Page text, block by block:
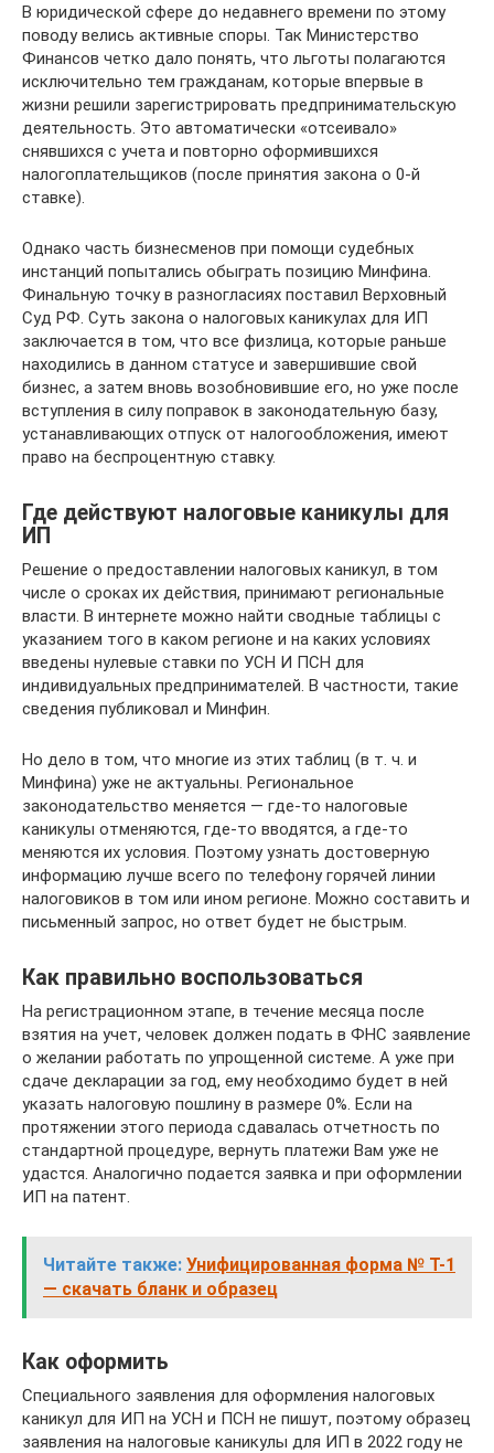
В юридической сфере до недавнего времени по этому
поводу велись активные споры. Так Министерство
Финансов четко дало понять, что льготы полагаются
исключительно тем гражданам, которые впервые в
жизни решили зарегистрировать предпринимательскую
деятельность. Это автоматически «отсеивало»
снявшихся с учета и повторно оформившихся
налогоплательщиков (после принятия закона о 0-й
ставке).
Однако часть бизнесменов при помощи судебных
инстанций попытались обыграть позицию Минфина.
Финальную точку в разногласиях поставил Верховный
Суд РФ. Суть закона о налоговых каникулах для ИП
заключается в том, что все физлица, которые раньше
находились в данном статусе и завершившие свой
бизнес, а затем вновь возобновившие его, но уже после
вступления в силу поправок в законодательную базу,
устанавливающих отпуск от налогообложения, имеют
право на беспроцентную ставку.
Где действуют налоговые каникулы для
ИП
Решение о предоставлении налоговых каникул, в том
числе о сроках их действия, принимают региональные
власти. В интернете можно найти сводные таблицы с
указанием того в каком регионе и на каких условиях
введены нулевые ставки по УСН И ПСН для
индивидуальных предпринимателей. В частности, такие
сведения публиковал и Минфин.
Но дело в том, что многие из этих таблиц (в т. ч. и
Минфина) уже не актуальны. Региональное
законодательство меняется — где-то налоговые
каникулы отменяются, где-то вводятся, а где-то
меняются их условия. Поэтому узнать достоверную
информацию лучше всего по телефону горячей линии
налоговиков в том или ином регионе. Можно составить и
письменный запрос, но ответ будет не быстрым.
Как правильно воспользоваться
На регистрационном этапе, в течение месяца после
взятия на учет, человек должен подать в ФНС заявление
о желании работать по упрощенной системе. А уже при
сдаче декларации за год, ему необходимо будет в ней
указать налоговую пошлину в размере 0%. Если на
протяжении этого периода сдавалась отчетность по
стандартной процедуре, вернуть платежи Вам уже не
удастся. Аналогично подается заявка и при оформлении
ИП на патент.
Читайте также: Унифицированная форма № Т-1
— скачать бланк и образец
Как оформить
Специального заявления для оформления налоговых
каникул для ИП на УСН и ПСН не пишут, поэтому образец
заявления на налоговые каникулы для ИП в 2022 году не